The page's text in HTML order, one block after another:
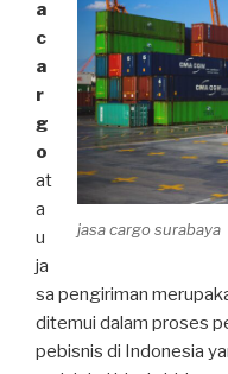
jasa cargo surabaya
a
c
a
r
g
o
at
a
u
ja
sa pengiriman
ditemui dalam proses
pebisnis di Indonesia